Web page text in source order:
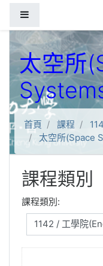
太空所
首頁 課程
太空所(Space
課程類別
課程類別: